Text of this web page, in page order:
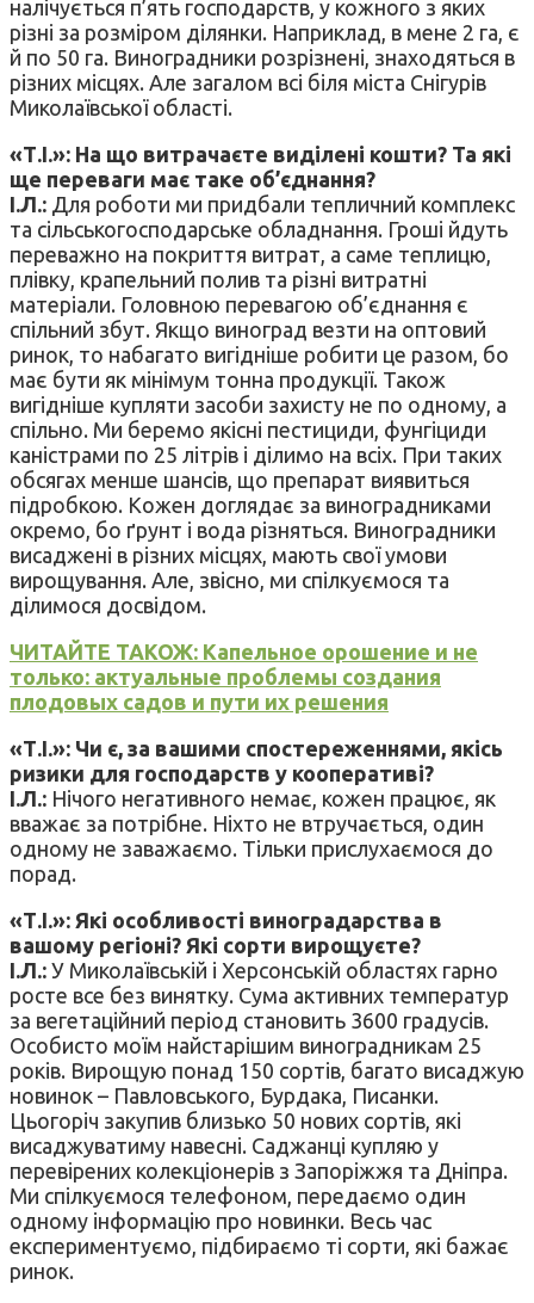
налічується п’ять господарств, у кожного з яких
різні за розміром ділянки. Наприклад, в мене 2 га, є
й по 50 га. Виноградники розрізнені, знаходяться в
різних місцях. Але загалом всі біля міста Снігурів
Миколаївської області.
«Т.І.»: На що витрачаєте виділені кошти? Та які
ще переваги має таке об’єднання?
І.Л.: Для роботи ми придбали тепличний комплекс
та сільськогосподарське обладнання. Гроші йдуть
переважно на покриття витрат, а саме теплицю,
плівку, крапельний полив та різні витратні
матеріали. Головною перевагою об’єднання є
спільний збут. Якщо виноград везти на оптовий
ринок, то набагато вигідніше робити це разом, бо
має бути як мінімум тонна продукції. Також
вигідніше купляти засоби захисту не по одному, а
спільно. Ми беремо якісні пестициди, фунгіциди
каністрами по 25 літрів і ділимо на всіх. При таких
обсягах менше шансів, що препарат виявиться
підробкою. Кожен доглядає за виноградниками
окремо, бо ґрунт і вода різняться. Виноградники
висаджені в різних місцях, мають свої умови
вирощування. Але, звісно, ми спілкуємося та
ділимося досвідом.
ЧИТАЙТЕ ТАКОЖ: Капельное орошение и не
только: актуальные проблемы создания
плодовых садов и пути их решения
«Т.І.»: Чи є, за вашими спостереженнями, якісь
ризики для господарств у кооперативі?
І.Л.: Нічого негативного немає, кожен працює, як
вважає за потрібне. Ніхто не втручається, один
одному не заважаємо. Тільки прислухаємося до
порад.
«Т.І.»: Які особливості виноградарства в
вашому регіоні? Які сорти вирощуєте?
І.Л.: У Миколаївській і Херсонській областях гарно
росте все без винятку. Сума активних температур
за вегетаційний період становить 3600 градусів.
Особисто моїм найстарішим виноградникам 25
років. Вирощую понад 150 сортів, багато висаджую
новинок – Павловського, Бурдака, Писанки.
Цьогоріч закупив близько 50 нових сортів, які
висаджуватиму навесні. Саджанці купляю у
перевірених колекціонерів з Запоріжжя та Дніпра.
Ми спілкуємося телефоном, передаємо один
одному інформацію про новинки. Весь час
експериментуємо, підбираємо ті сорти, які бажає
ринок.